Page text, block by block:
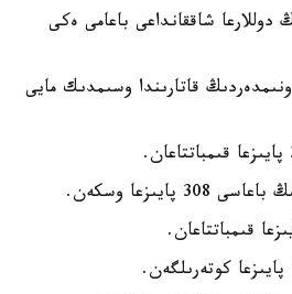
شاققانداعى باعامى ەكى
قاتارىندا وسىمدىك مايى
وسكەن.